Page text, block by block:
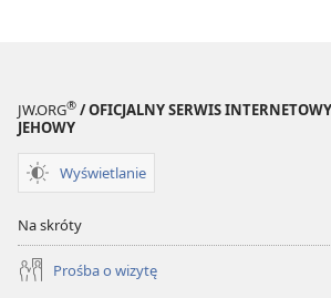
JW.ORG® / OFICJALNY SERWIS
JEHOWY
Wyświetlanie
Na skróty
Prośba o wizytę